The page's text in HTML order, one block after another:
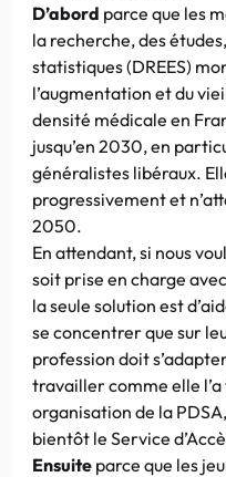
D’abord parce que les
la recherche, des
statistiques (DREES)
l’augmentation et du
densité médicale en
jusqu’en 2030, en
généralistes libéraux.
progressivement et
2050.
En attendant, si nous
soit prise en charge
la seule solution est
se concentrer que sur
profession doit
travailler comme elle
organisation de la
bientôt le Service
Ensuite parce que les